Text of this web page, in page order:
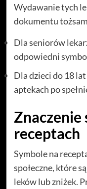
Wydawanie tych
dokumentu
Dla seniorów
odpowiedni
Dla dzieci do 18
aptekach po
Znaczenie
receptach
Symbole na
społeczne, które
leków lub zniżek.